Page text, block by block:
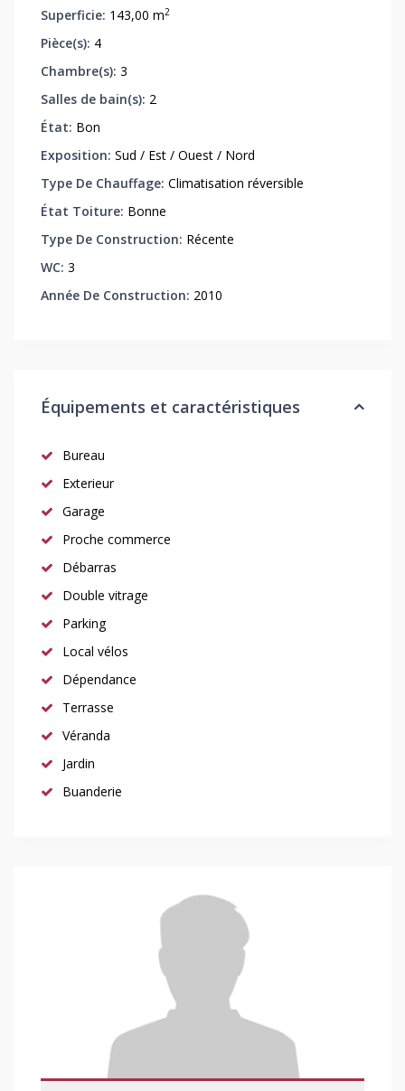
Superficie: 143,00 m2
Pièce(s): 4
Chambre(s): 3
Salles de bain(s): 2
État: Bon
Exposition: Sud / Est / Ouest / Nord
Type De Chauffage: Climatisation réversible
État Toiture: Bonne
Type De Construction: Récente
WC: 3
Année De Construction: 2010
Équipements et caractéristiques
Bureau
Exterieur
Garage
Proche commerce
Débarras
Double vitrage
Parking
Local vélos
Dépendance
Terrasse
Véranda
Jardin
Buanderie